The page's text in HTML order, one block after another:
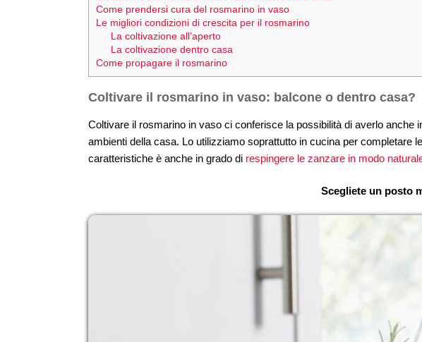
Come prendersi cura del rosmarino in vaso
Le migliori condizioni di crescita per il rosmarino
La coltivazione all’aperto
La coltivazione dentro casa
Come propagare il rosmarino
Coltivare il rosmarino in vaso: balcone o dentro casa?
Coltivare il rosmarino in vaso ci conferisce la possibilità di averlo anche
ambienti della casa. Lo utilizziamo soprattutto in cucina per completare
caratteristiche è anche in grado di respingere le zanzare in modo
Scegliete un posto